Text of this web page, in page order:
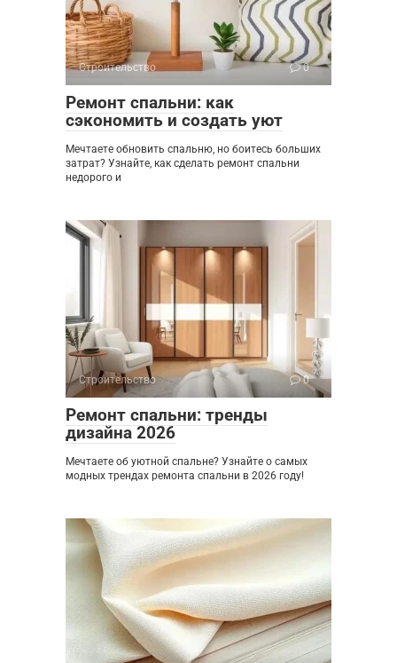
Строительство 0
Ремонт спальни: как
сэкономить и создать уют
Мечтаете обновить спальню, но боитесь больших
затрат? Узнайте, как сделать ремонт спальни
недорого и
Строительство 0
Ремонт спальни: тренды
дизайна 2026
Мечтаете об уютной спальне? Узнайте о самых
модных трендах ремонта спальни в 2026 году!